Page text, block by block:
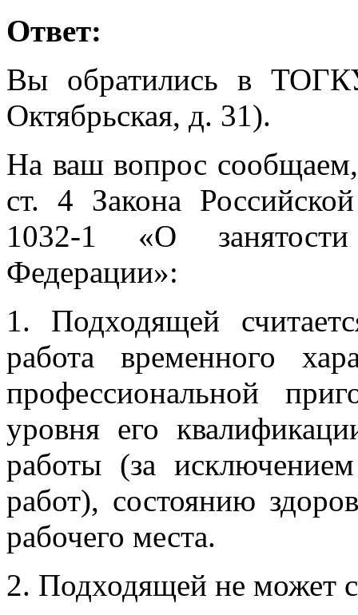
Ответ:
Вы обратились в
Октябрьская, д. 31).
На ваш вопрос
ст. 4 Закона
1032-1 «О
Федерации»:
1. Подходящей
работа временного
профессиональной
уровня его
работы (за
работ), состоянию
рабочего места.
2. Подходящей не может